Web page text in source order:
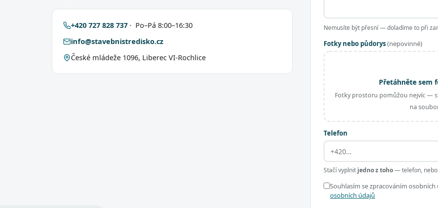
+420 727 828 737 · Po–Pá 8:00–16:30
info@stavebnistredisko.cz
České mládeže 1096, Liberec VI-Rochlice
Nemusíte být přesní — doladíme to při
Fotky nebo půdorys(nepovinné)
Přetáhněte sem
Fotky prostoru pomůžou nejvíc —
na
Telefon
Stačí vyplnit jedno z toho— telefon,
Souhlasím se zpracováním
osobních údajů